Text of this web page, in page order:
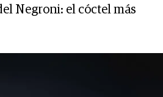
Negroni: el cóctel más